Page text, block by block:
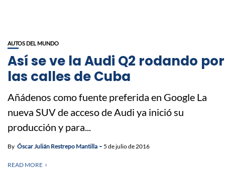
AUTOS DEL MUNDO
Así se ve la Audi Q2 rodando por
las calles de Cuba
Añádenos como fuente preferida en Google La
nueva SUV de acceso de Audi ya inició su
producción y para...
By Óscar Julián Restrepo Mantilla 5 de julio de 2016
READ MORE